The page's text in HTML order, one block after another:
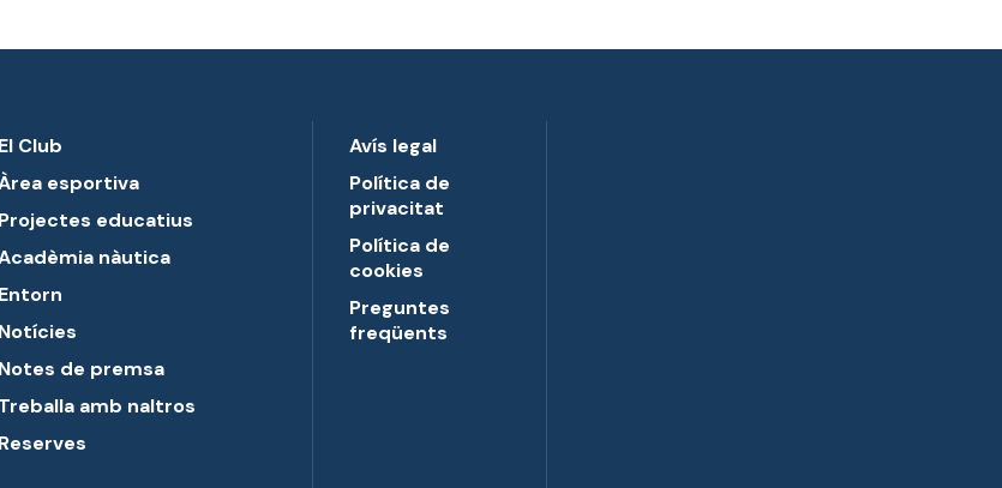
El Club
esportiva
Projectes educatius
nàutica
Entorn
Notícies
Notes de premsa
Treballa amb naltros
Reserves
Avís legal
Política de
privacitat
Política de
cookies
Preguntes
freqüents